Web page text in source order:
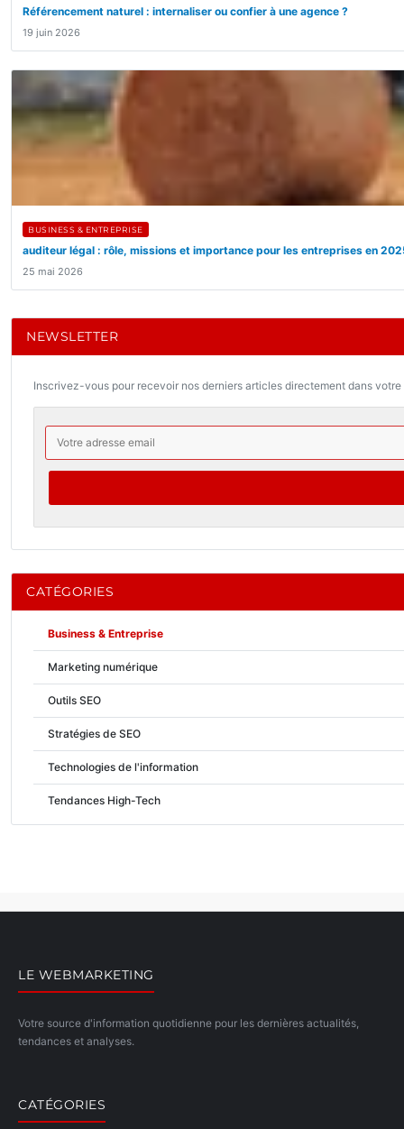
Référencement naturel : internaliser ou confier à une agence ?
19 juin 2026
BUSINESS & ENTREPRISE
auditeur légal : rôle, missions et importance pour les entreprises en
25 mai 2026
NEWSLETTER
Inscrivez-vous pour recevoir nos derniers articles directement dans votre
CATÉGORIES
Business & Entreprise
Marketing numérique
Outils SEO
Stratégies de SEO
Technologies de l'information
Tendances High-Tech
LE WEBMARKETING
Votre source d'information quotidienne pour les dernières actualités,
tendances et analyses.
CATÉGORIES